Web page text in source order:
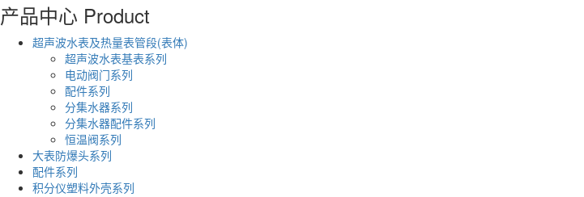
产品中心 Product
超声波水表及热量表管段(表体)
超声波水表基表系列
电动阀门系列
配件系列
分集水器系列
分集水器配件系列
恒温阀系列
大表防爆头系列
配件系列
积分仪塑料外壳系列